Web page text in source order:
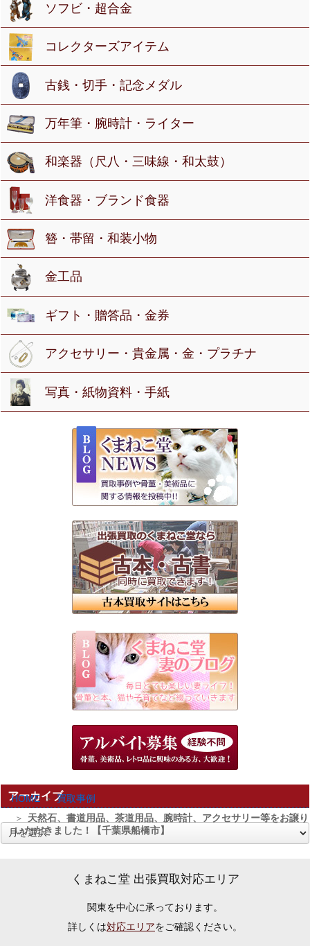
HOME
買取事例
天然石、書道用品、茶道用品、腕時計、アクセサリー等をお譲り
いただきました！【千葉県船橋市】
ソフビ・超合金
コレクターズアイテム
古銭・切手・記念メダル
万年筆・腕時計・ライター
和楽器（尺八・三味線・和太鼓）
洋食器・ブランド食器
簪・帯留・和装小物
金工品
ギフト・贈答品・金券
アクセサリー・貴金属・金・プラチナ
写真・紙物資料・手紙
アーカイブ
くまねこ堂 出張買取対応エリア
関東を中心に承っております。
詳しくは対応エリアをご確認ください。